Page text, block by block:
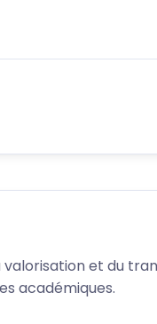
et du
académiques.